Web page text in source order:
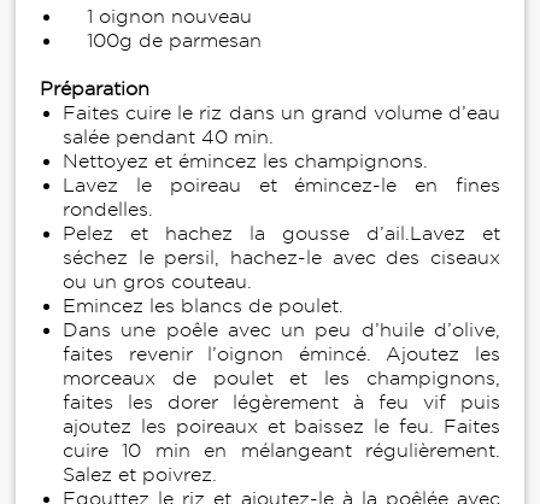
1 oignon nouveau
100g de parmesan
Préparation
Faites cuire le riz dans un grand volume d’eau
salée pendant 40 min.
Nettoyez et émincez les champignons.
Lavez le poireau et émincez-le en fines
rondelles.
Pelez et hachez la gousse d’ail.Lavez et
séchez le persil, hachez-le avec des ciseaux
ou un gros couteau.
Emincez les blancs de poulet.
Dans une poêle avec un peu d’huile d’olive,
faites revenir l’oignon émincé. Ajoutez les
morceaux de poulet et les champignons,
faites les dorer légèrement à feu vif puis
ajoutez les poireaux et baissez le feu. Faites
cuire 10 min en mélangeant régulièrement.
Salez et poivrez.
Egouttez le riz et ajoutez-le à la poêlée avec